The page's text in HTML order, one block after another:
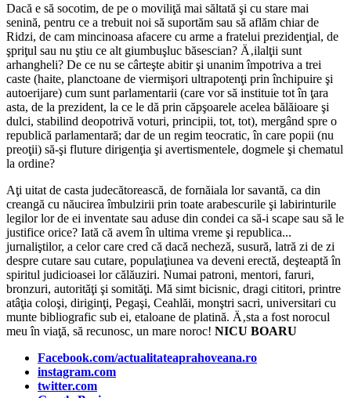
Dacă e să socotim, de pe o moviliţă mai săltată şi cu stare mai
senină, pentru ce a trebuit noi să suportăm sau să aflăm chiar de
Ridzi, de cam mincinoasa afacere cu arme a fratelui prezidenţial, de
şpriţul sau nu ştiu ce alt giumbuşluc băsescian? Ä‚ilalţii sunt
arhangheli? De ce nu se cârteşte abitir şi unanim împotriva a trei
caste (haite, planctoane de viermişori ultrapotenţi prin închipuire şi
autoerijare) cum sunt parlamentarii (care vor să instituie tot în ţara
asta, de la prezident, la ce le dă prin căpşoarele acelea bălăioare şi
dulci, stabilind deopotrivă voturi, principii, tot, tot), mergând spre o
republică parlamentară; dar de un regim teocratic, în care popii (nu
preoţii) să-şi fluture dirigenţia şi avertismentele, dogmele şi chematul
la ordine?
Aţi uitat de casta judecătorească, de fornăiala lor savantă, ca din
creangă cu năucirea îmbulzirii prin toate arabescurile şi labirinturile
legilor lor de ei inventate sau aduse din condei ca să-i scape sau să le
justifice orice? Iată că avem în ultima vreme şi republica...
jurnaliştilor, a celor care cred că dacă necheză, susură, latră zi de zi
despre cutare sau cutare, populaţiunea va deveni erectă, deşteaptă în
spiritul judicioasei lor călăuziri. Numai patroni, mentori, faruri,
bronzuri, autorităţi şi somităţi. Mă simt bicisnic, dragi cititori, printre
atâţia coloşi, diriginţi, Pegaşi, Ceahlăi, monştri sacri, universitari cu
munte bibliografic sub ei, etaloane de platină. Ä‚sta a fost norocul
meu în viaţă, să recunosc, un mare noroc! NICU BOARU
Facebook.com/actualitateaprahoveana.ro
instagram.com
twitter.com